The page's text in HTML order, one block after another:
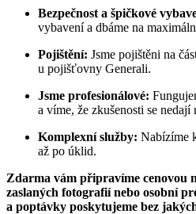
Bezpečnost a špičkové
vybavení a dbáme na
Pojištění: Jsme pojištěni na
u pojišťovny Generali.
Jsme profesionálové:
a víme, že zkušenosti se nedají
Komplexní služby: Nabízíme
až po úklid.
Zdarma vám připravíme cenovou
zaslaných fotografií nebo osobní
a poptávky poskytujeme bez